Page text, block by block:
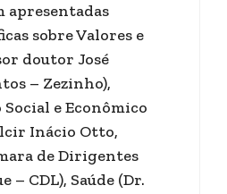
apresentadas
sobre Valores e
doutor José
– Zezinho),
e Econômico
Inácio Otto,
de Dirigentes
– CDL), Saúde (Dr.